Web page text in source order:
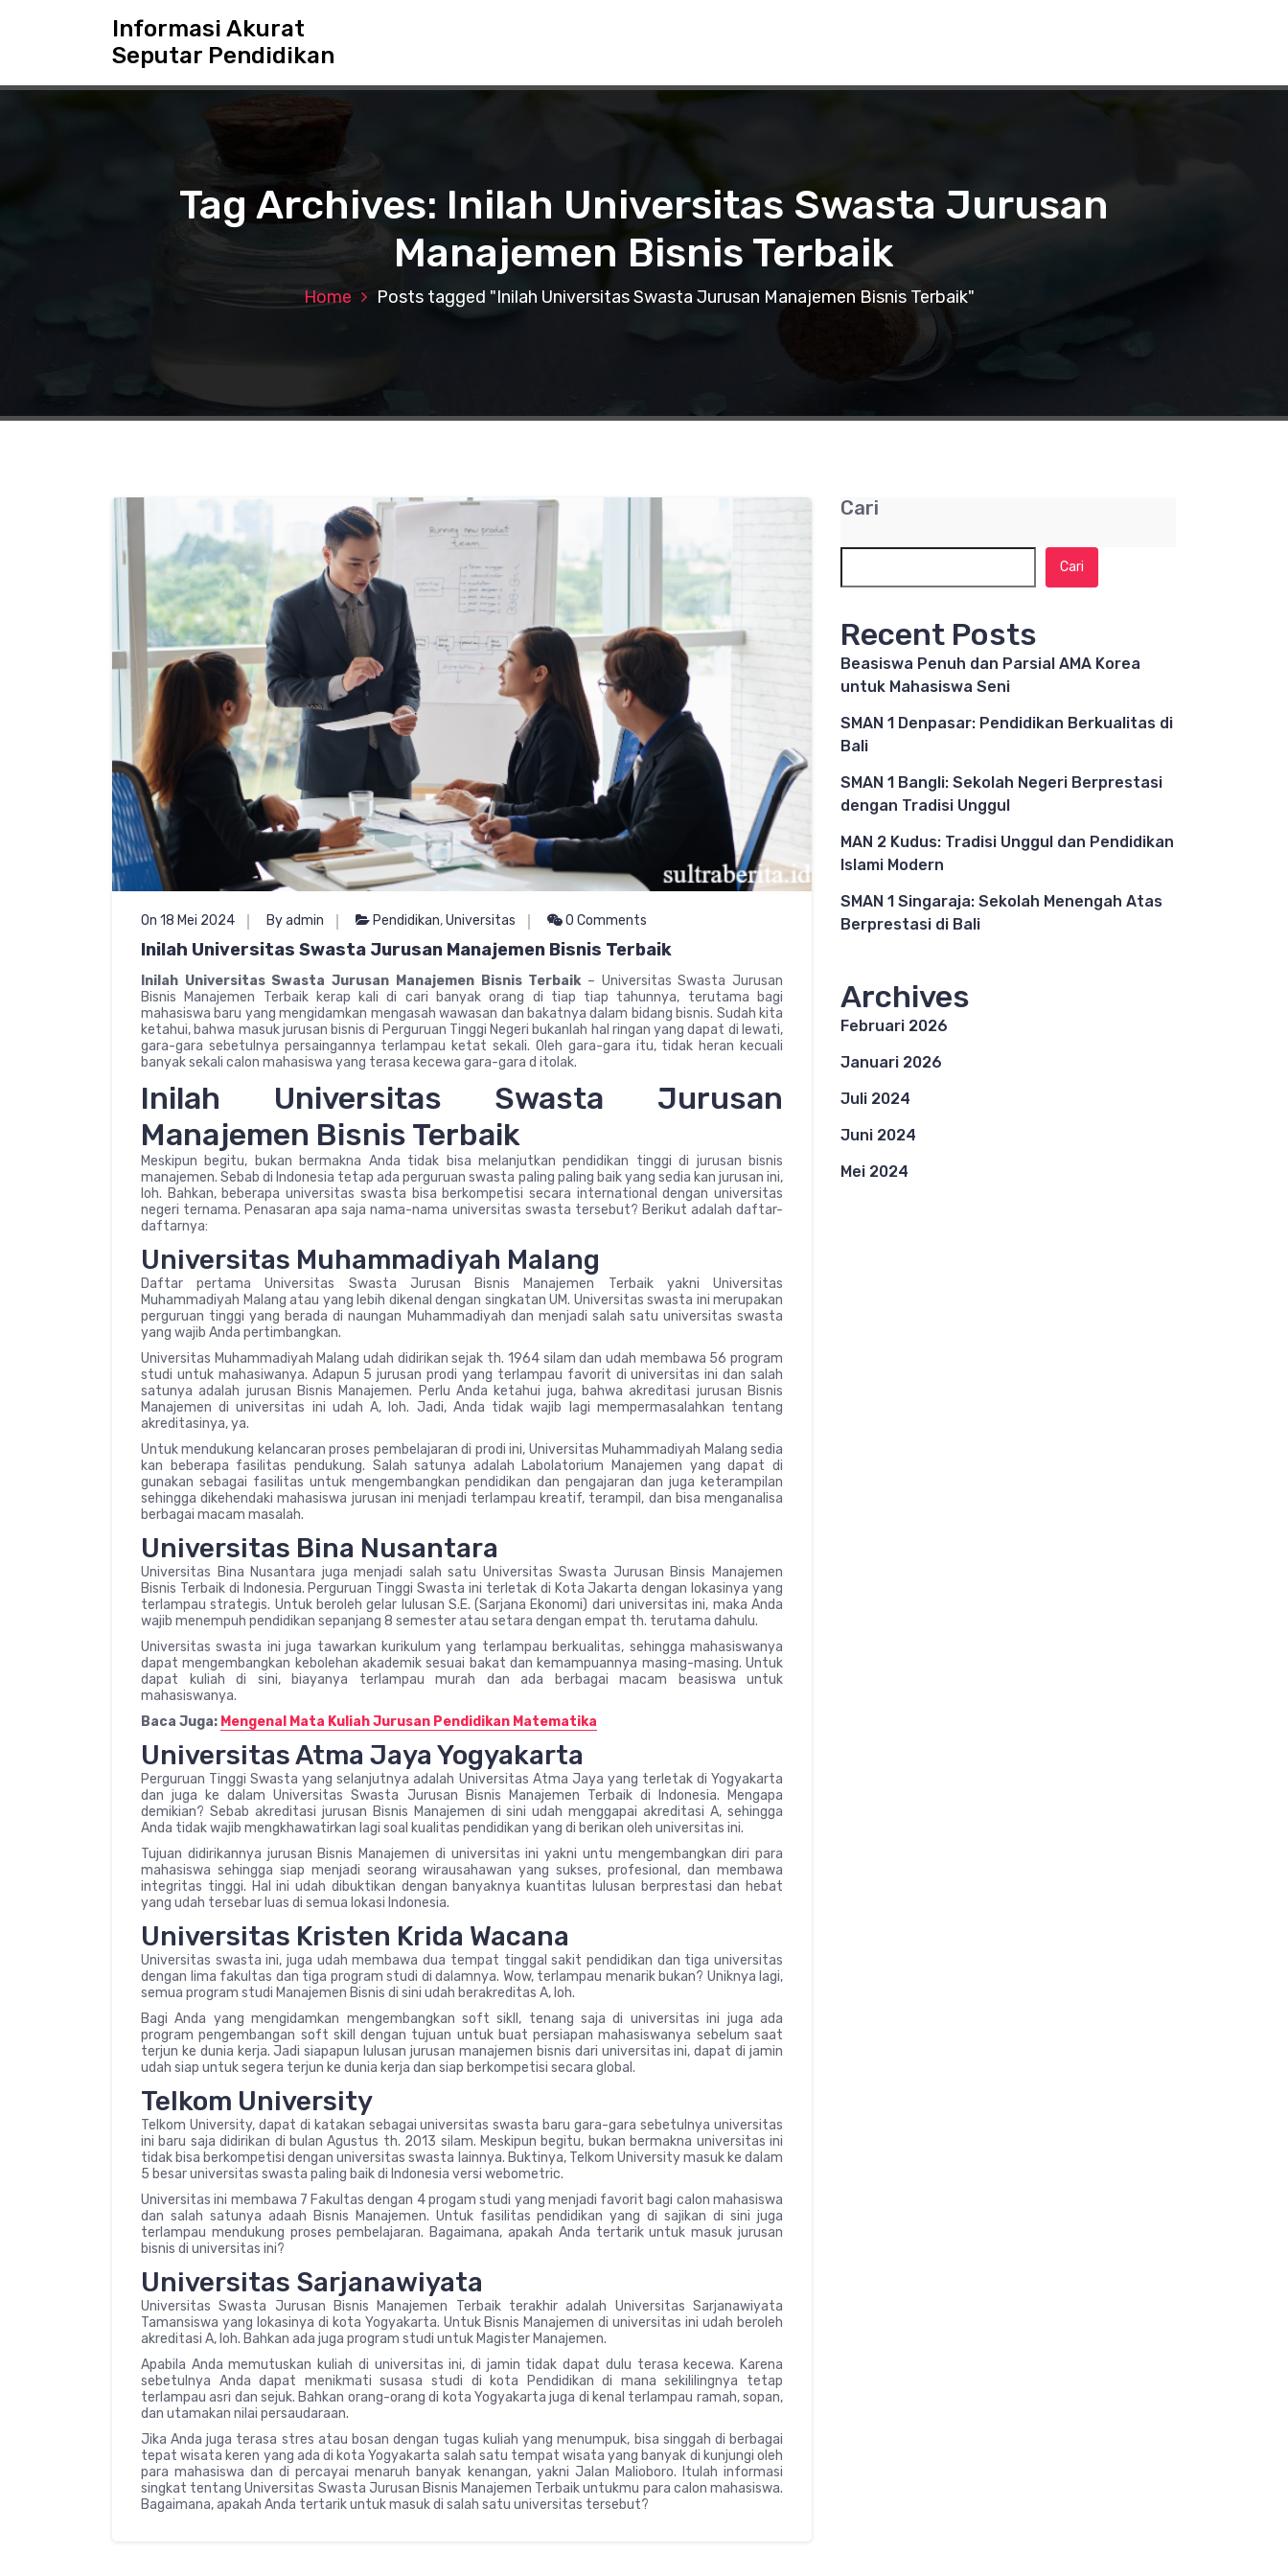
t
Informasi Akurat
Seputar Pendidikan
Tag Archives: Inilah Universitas Swasta Jurusan
Manajemen Bisnis Terbaik
Home Posts tagged "Inilah Universitas Swasta Jurusan Manajemen Bisnis Terbaik"
On 18 Mei 2024 By admin Pendidikan,Universitas 0 Comments
Inilah Universitas Swasta Jurusan Manajemen Bisnis Terbaik
Inilah Universitas Swasta Jurusan Manajemen Bisnis Terbaik– Universitas Swasta Jurusan
Bisnis Manajemen Terbaik kerap kali di cari banyak orang di tiap tiap tahunnya, terutama bagi
mahasiswa baru yang mengidamkan mengasah wawasan dan bakatnya dalam bidang bisnis. Sudah kita
ketahui, bahwa masuk jurusan bisnis di Perguruan Tinggi Negeri bukanlah hal ringan yang dapat di lewati,
gara-gara sebetulnya persaingannya terlampau ketat sekali. Oleh gara-gara itu, tidak heran kecuali
banyak sekali calon mahasiswa yang terasa kecewa gara-gara d itolak.
Inilah Universitas Swasta Jurusan
Manajemen Bisnis Terbaik
Meskipun begitu, bukan bermakna Anda tidak bisa melanjutkan pendidikan tinggi di jurusan bisnis
manajemen. Sebab di Indonesia tetap ada perguruan swasta paling paling baik yang sedia kan jurusan ini,
loh. Bahkan, beberapa universitas swasta bisa berkompetisi secara international dengan universitas
negeri ternama. Penasaran apa saja nama-nama universitas swasta tersebut? Berikut adalah daftar-
daftarnya:
Universitas Muhammadiyah Malang
Daftar pertama Universitas Swasta Jurusan Bisnis Manajemen Terbaik yakni Universitas
Muhammadiyah Malang atau yang lebih dikenal dengan singkatan UM. Universitas swasta ini merupakan
perguruan tinggi yang berada di naungan Muhammadiyah dan menjadi salah satu universitas swasta
yang wajib Anda pertimbangkan.
Universitas Muhammadiyah Malang udah didirikan sejak th. 1964 silam dan udah membawa 56 program
studi untuk mahasiwanya. Adapun 5 jurusan prodi yang terlampau favorit di universitas ini dan salah
satunya adalah jurusan Bisnis Manajemen. Perlu Anda ketahui juga, bahwa akreditasi jurusan Bisnis
Manajemen di universitas ini udah A, loh. Jadi, Anda tidak wajib lagi mempermasalahkan tentang
akreditasinya, ya.
Untuk mendukung kelancaran proses pembelajaran di prodi ini, Universitas Muhammadiyah Malang sedia
kan beberapa fasilitas pendukung. Salah satunya adalah Labolatorium Manajemen yang dapat di
gunakan sebagai fasilitas untuk mengembangkan pendidikan dan pengajaran dan juga keterampilan
sehingga dikehendaki mahasiswa jurusan ini menjadi terlampau kreatif, terampil, dan bisa menganalisa
berbagai macam masalah.
Universitas Bina Nusantara
Universitas Bina Nusantara juga menjadi salah satu Universitas Swasta Jurusan Binsis Manajemen
Bisnis Terbaik di Indonesia. Perguruan Tinggi Swasta ini terletak di Kota Jakarta dengan lokasinya yang
terlampau strategis. Untuk beroleh gelar lulusan S.E. (Sarjana Ekonomi) dari universitas ini, maka Anda
wajib menempuh pendidikan sepanjang 8 semester atau setara dengan empat th. terutama dahulu.
Universitas swasta ini juga tawarkan kurikulum yang terlampau berkualitas, sehingga mahasiswanya
dapat mengembangkan kebolehan akademik sesuai bakat dan kemampuannya masing-masing. Untuk
dapat kuliah di sini, biayanya terlampau murah dan ada berbagai macam beasiswa untuk
mahasiswanya.
Baca Juga: Mengenal Mata Kuliah Jurusan Pendidikan Matematika
Universitas Atma Jaya Yogyakarta
Perguruan Tinggi Swasta yang selanjutnya adalah Universitas Atma Jaya yang terletak di Yogyakarta
dan juga ke dalam Universitas Swasta Jurusan Bisnis Manajemen Terbaik di Indonesia. Mengapa
demikian? Sebab akreditasi jurusan Bisnis Manajemen di sini udah menggapai akreditasi A, sehingga
Anda tidak wajib mengkhawatirkan lagi soal kualitas pendidikan yang di berikan oleh universitas ini.
Tujuan didirikannya jurusan Bisnis Manajemen di universitas ini yakni untu mengembangkan diri para
mahasiswa sehingga siap menjadi seorang wirausahawan yang sukses, profesional, dan membawa
integritas tinggi. Hal ini udah dibuktikan dengan banyaknya kuantitas lulusan berprestasi dan hebat
yang udah tersebar luas di semua lokasi Indonesia.
Universitas Kristen Krida Wacana
Universitas swasta ini, juga udah membawa dua tempat tinggal sakit pendidikan dan tiga universitas
dengan lima fakultas dan tiga program studi di dalamnya. Wow, terlampau menarik bukan? Uniknya lagi,
semua program studi Manajemen Bisnis di sini udah berakreditas A, loh.
Bagi Anda yang mengidamkan mengembangkan soft sikll, tenang saja di universitas ini juga ada
program pengembangan soft skill dengan tujuan untuk buat persiapan mahasiswanya sebelum saat
terjun ke dunia kerja. Jadi siapapun lulusan jurusan manajemen bisnis dari universitas ini, dapat di jamin
udah siap untuk segera terjun ke dunia kerja dan siap berkompetisi secara global.
Telkom University
Telkom University, dapat di katakan sebagai universitas swasta baru gara-gara sebetulnya universitas
ini baru saja didirikan di bulan Agustus th. 2013 silam. Meskipun begitu, bukan bermakna universitas ini
tidak bisa berkompetisi dengan universitas swasta lainnya. Buktinya, Telkom University masuk ke dalam
5 besar universitas swasta paling baik di Indonesia versi webometric.
Universitas ini membawa 7 Fakultas dengan 4 progam studi yang menjadi favorit bagi calon mahasiswa
dan salah satunya adaah Bisnis Manajemen. Untuk fasilitas pendidikan yang di sajikan di sini juga
terlampau mendukung proses pembelajaran. Bagaimana, apakah Anda tertarik untuk masuk jurusan
bisnis di universitas ini?
Universitas Sarjanawiyata
Universitas Swasta Jurusan Bisnis Manajemen Terbaik terakhir adalah Universitas Sarjanawiyata
Tamansiswa yang lokasinya di kota Yogyakarta. Untuk Bisnis Manajemen di universitas ini udah beroleh
akreditasi A, loh. Bahkan ada juga program studi untuk Magister Manajemen.
Apabila Anda memutuskan kuliah di universitas ini, di jamin tidak dapat dulu terasa kecewa. Karena
sebetulnya Anda dapat menikmati susasa studi di kota Pendidikan di mana sekililingnya tetap
terlampau asri dan sejuk. Bahkan orang-orang di kota Yogyakarta juga di kenal terlampau ramah, sopan,
dan utamakan nilai persaudaraan.
Jika Anda juga terasa stres atau bosan dengan tugas kuliah yang menumpuk, bisa singgah di berbagai
tepat wisata keren yang ada di kota Yogyakarta salah satu tempat wisata yang banyak di kunjungi oleh
para mahasiswa dan di percayai menaruh banyak kenangan, yakni Jalan Malioboro. Itulah informasi
singkat tentang Universitas Swasta Jurusan Bisnis Manajemen Terbaik untukmu para calon mahasiswa.
Bagaimana, apakah Anda tertarik untuk masuk di salah satu universitas tersebut?
Cari
Cari
Recent Posts
Beasiswa Penuh dan Parsial AMA Korea
untuk Mahasiswa Seni
SMAN 1 Denpasar: Pendidikan Berkualitas di
Bali
SMAN 1 Bangli: Sekolah Negeri Berprestasi
dengan Tradisi Unggul
MAN 2 Kudus: Tradisi Unggul dan Pendidikan
Islami Modern
SMAN 1 Singaraja: Sekolah Menengah Atas
Berprestasi di Bali
Archives
Februari 2026
Januari 2026
Juli 2024
Juni 2024
Mei 2024